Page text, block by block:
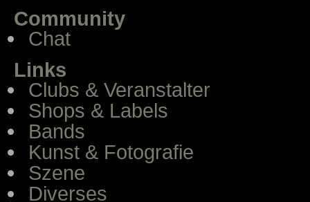
Community
Chat
Links
Clubs & Veranstalter
Shops & Labels
Bands
Kunst & Fotografie
Szene
Diverses